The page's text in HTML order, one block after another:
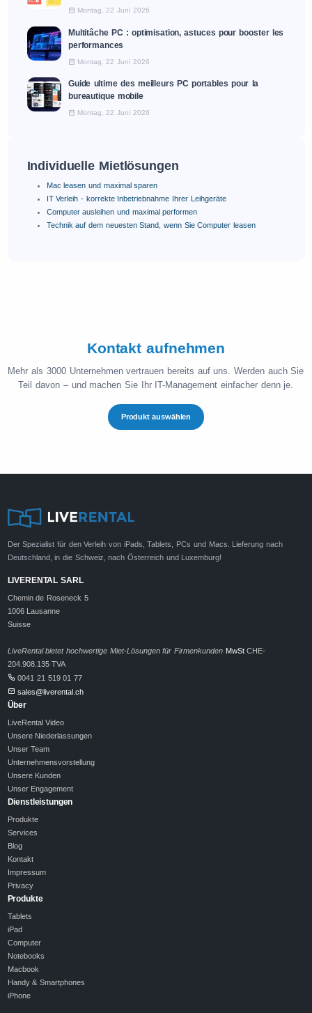
Montag, 22 Juni 2026
Multitâche PC : optimisation, astuces pour booster les
performances
Montag, 22 Juni 2026
Guide ultime des meilleurs PC portables pour la
bureautique mobile
Montag, 22 Juni 2026
Individuelle Mietlösungen
Mac leasen und maximal sparen
IT Verleih - korrekte Inbetriebnahme Ihrer Leihgeräte
Computer ausleihen und maximal performen
Technik auf dem neuesten Stand, wenn Sie Computer leasen
Kontakt aufnehmen
Mehr als 3000 Unternehmen vertrauen bereits auf uns. Werden auch Sie
Teil davon – und machen Sie Ihr IT-Management einfacher denn je.
Produkt auswählen
Der Spezialist für den Verleih von iPads, Tablets, PCs und Macs. Lieferung nach
Deutschland, in die Schweiz, nach Österreich und Luxemburg!
LIVERENTAL SARL
Chemin de Roseneck 5
1006 Lausanne
Suisse
LiveRental bietet hochwertige Miet-Lösungen für Firmenkunden MwStCHE-
204.908.135 TVA
0041 21 519 01 77
sales@liverental.ch
Über
LiveRental Video
Unsere Niederlassungen
Unser Team
Unternehmensvorstellung
Unsere Kunden
Unser Engagement
Dienstleistungen
Produkte
Services
Blog
Kontakt
Impressum
Privacy
Produkte
Tablets
iPad
Computer
Notebooks
Macbook
Handy & Smartphones
iPhone